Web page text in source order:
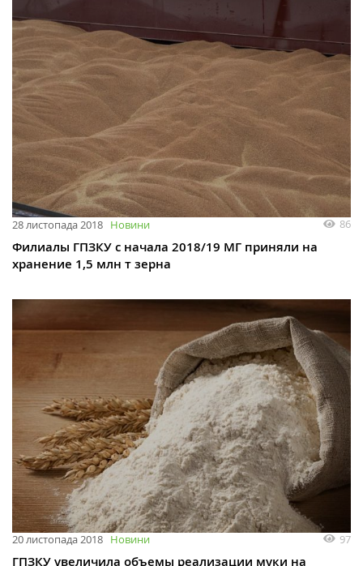
28 листопада 2018 Новини 86
Филиалы ГПЗКУ с начала 2018/19 МГ приняли на
хранение 1,5 млн т зерна
20 листопада 2018 Новини 97
ГПЗКУ увеличила объемы реализации муки на